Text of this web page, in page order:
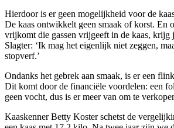
Hierdoor is er geen mogelijkheid voor de
De kaas ontwikkelt geen smaak of korst. En
vrijkomt die gassen vrijgeeft in de kaas, krijg
Slagter: ‘Ik mag het eigenlijk niet zeggen,
stopverf.’
Ondanks het gebrek aan smaak, is er een
Dit komt door de financiële voordelen: een
geen vocht, dus is er meer van om te
Kaaskenner Betty Koster schetst de